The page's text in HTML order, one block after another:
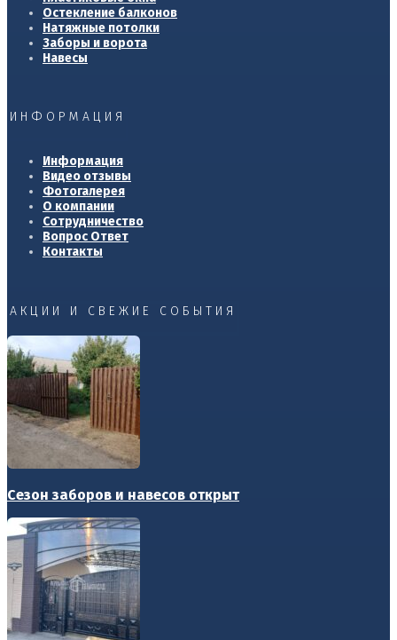
Остекление балконов
Натяжные потолки
Заборы и ворота
Навесы
ИНФОРМАЦИЯ
Информация
Видео отзывы
Фотогалерея
О компании
Сотрудничество
Вопрос Ответ
Контакты
АКЦИИ И СВЕЖИЕ СОБЫТИЯ
Сезон заборов и навесов открыт